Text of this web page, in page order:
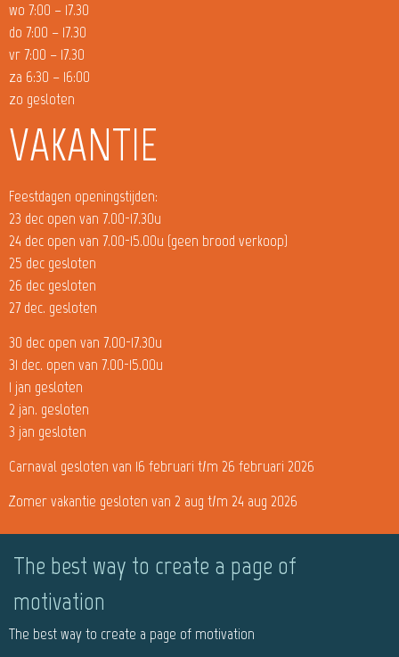
wo 7:00 – 17.30
do 7:00 – 17.30
vr 7:00 – 17.30
za 6:30 – 16:00
zo gesloten
VAKANTIE
Feestdagen openingstijden:
23 dec open van 7.00-17.30u
24 dec open van 7.00-15.00u (geen brood verkoop)
25 dec gesloten
26 dec gesloten
27 dec. gesloten
30 dec open van 7.00-17.30u
31 dec. open van 7.00-15.00u
1 jan gesloten
2 jan. gesloten
3 jan gesloten
Carnaval gesloten van 16 februari t/m 26 februari 2026
Zomer vakantie gesloten van 2 aug t/m 24 aug 2026
The best way to create a page of
motivation
The best way to create a page of motivation